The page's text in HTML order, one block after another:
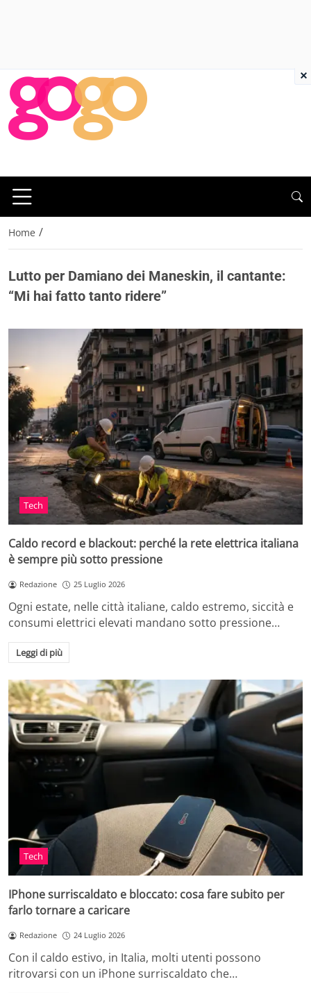
Home /
Lutto per Damiano dei Maneskin, il cantante:
“Mi hai fatto tanto ridere”
Tech
Caldo record e blackout: perché la rete elettrica italiana
è sempre più sotto pressione
Redazione 25 Luglio 2026
Ogni estate, nelle città italiane, caldo estremo, siccità e
consumi elettrici elevati mandano sotto pressione…
Leggi di più
Tech
IPhone surriscaldato e bloccato: cosa fare subito per
farlo tornare a caricare
Redazione 24 Luglio 2026
Con il caldo estivo, in Italia, molti utenti possono
ritrovarsi con un iPhone surriscaldato che…
×